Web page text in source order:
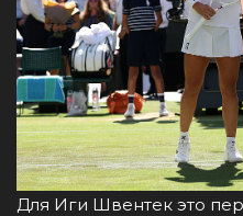
Для Иги Швентек это